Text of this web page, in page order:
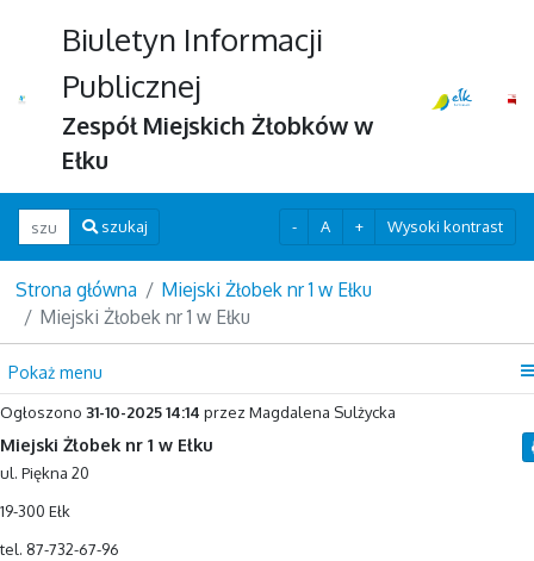
Biuletyn Informacji
Publicznej
Zespół Miejskich Żłobków w
Ełku
Wpisz szukaną frazę
szukaj - A + Wysoki kontrast
Strona główna
Miejski Żłobek nr 1 w Ełku
Miejski Żłobek nr 1 w Ełku
Pokaż menu
Ogłoszono 31-10-2025 14:14 przez Magdalena Sulżycka
Miejski Żłobek nr 1 w Ełku
ul. Piękna 20
19-300 Ełk
tel. 87-732-67-96